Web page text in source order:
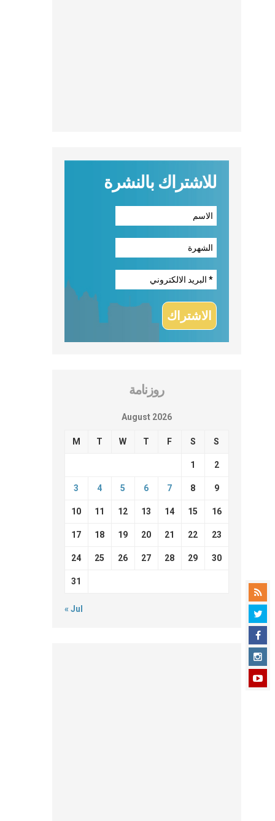
للاشتراك بالنشرة
روزنامة
August 2026
M T W T F S S
1 2
3 4 5 6 7 8 9
10 11 12 13 14 15 16
17 18 19 20 21 22 23
24 25 26 27 28 29 30
31
« Jul